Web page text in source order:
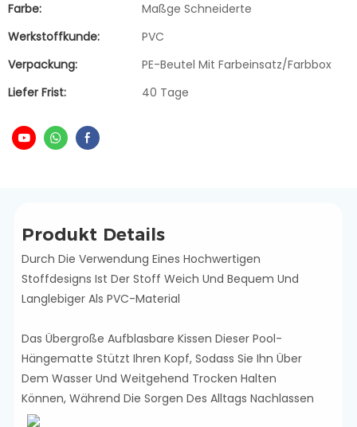
Farbe:
Maßge Schneiderte
Werkstoffkunde:
PVC
Verpackung:
PE-Beutel Mit Farbeinsatz/Farbbox
Liefer Frist:
40 Tage
Produkt Details
Durch Die Verwendung Eines Hochwertigen
Stoffdesigns Ist Der Stoff Weich Und Bequem Und
Langlebiger Als PVC-Material
Das Übergroße Aufblasbare Kissen Dieser Pool-
Hängematte Stützt Ihren Kopf, Sodass Sie Ihn Über
Dem Wasser Und Weitgehend Trocken Halten
Können, Während Die Sorgen Des Alltags Nachlassen